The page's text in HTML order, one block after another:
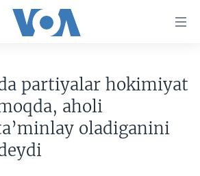
partiyalar hokimiyat
aholi
oladiganini